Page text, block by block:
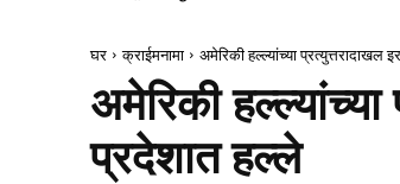
घर क्राईमनामा अमेरिकी हल्ल्यांच्या
अमेरिकी
प्रदेशात हल्ले